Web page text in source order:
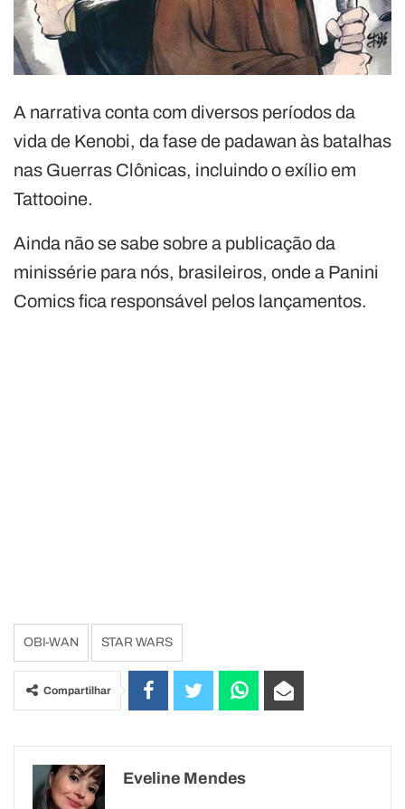
A narrativa conta com diversos períodos da
vida de Kenobi, da fase de padawan às batalhas
nas Guerras Clônicas, incluindo o exílio em
Tattooine.
Ainda não se sabe sobre a publicação da
minissérie para nós, brasileiros, onde a Panini
Comics fica responsável pelos lançamentos.
OBI-WAN STAR WARS
Compartilhar
Eveline Mendes